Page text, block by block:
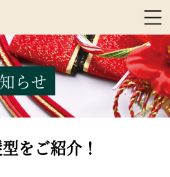
らせ
をご紹介！